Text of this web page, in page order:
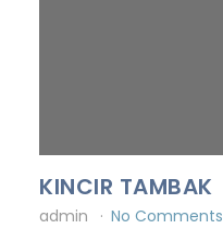
KINCIR TAMBAK
admin No Comments